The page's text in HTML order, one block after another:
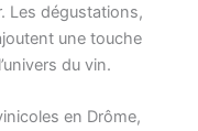
Les dégustations,
une touche
du vin.
en Drôme,